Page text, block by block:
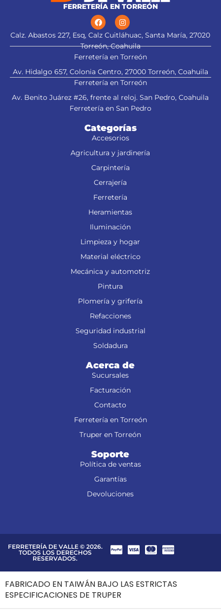
FERRETERÍA EN TORREÓN
Calz. Abastos 227, Esq, Calz Cuitláhuac, Santa María, 27020
Torreón, Coahuila
Ferretería en Torreón
Av. Hidalgo 657, Colonia Centro, 27000 Torreón, Coahuila
Ferretería en Torreón
Av. Benito Juárez #26, frente al reloj. San Pedro, Coahuila
Ferretería en San Pedro
Categorías
Accesorios
Agricultura y jardinería
Carpintería
Cerrajería
Ferretería
Heramientas
Iluminación
Limpieza y hogar
Material eléctrico
Mecánica y automotriz
Pintura
Plomería y grifería
Refacciones
Seguridad industrial
Soldadura
Acerca de
Sucursales
Facturación
Contacto
Ferretería en Torreón
Truper en Torreón
Soporte
Política de ventas
Garantías
Devoluciones
FERRETERÍA DE VALLE © 2026.
TODOS LOS DERECHOS
RESERVADOS.
FABRICADO EN TAIWÁN BAJO LAS ESTRICTAS
ESPECIFICACIONES DE TRUPER